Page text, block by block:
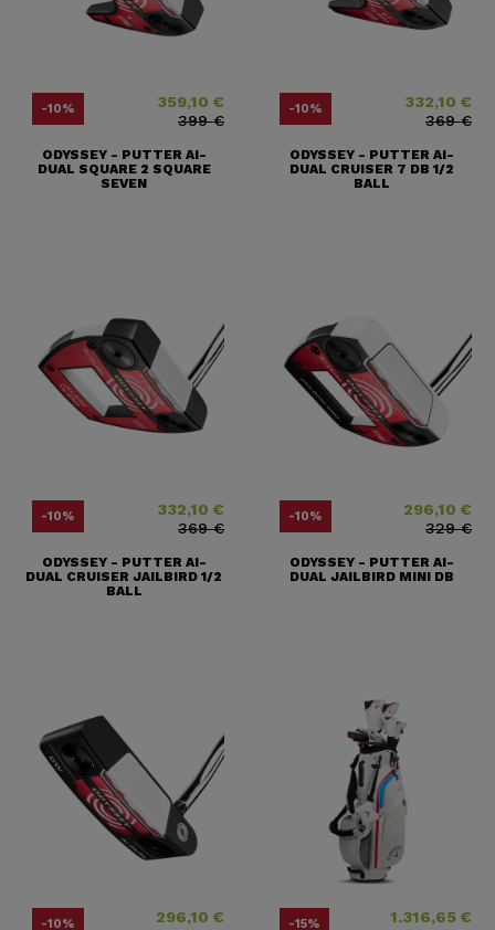
-10% Precio359,10 €
Precio base
399 €
ODYSSEY - PUTTER AI-
DUAL SQUARE 2 SQUARE
SEVEN
-10% Precio332,10 €
Precio base
369 €
ODYSSEY - PUTTER AI-
DUAL CRUISER 7 DB 1/2
BALL
-10% Precio332,10 €
Precio base
369 €
ODYSSEY - PUTTER AI-
DUAL CRUISER JAILBIRD 1/2
BALL
-10% Precio296,10 €
Precio base
329 €
ODYSSEY - PUTTER AI-
DUAL JAILBIRD MINI DB
-10% Precio296,10 €
Precio base -15% 1.316,65 €
Precio base